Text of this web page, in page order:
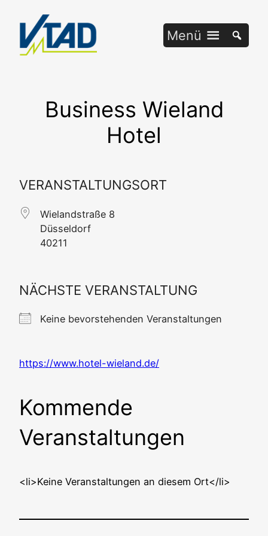
springen
Menü
Business Wieland
Hotel
VERANSTALTUNGSORT
Wie­land­stra­ße 8
Düs­sel­dorf
40211
NÄCHSTE VERANSTALTUNG
Kei­ne bevor­ste­hen­den Veranstaltungen
https://www.hotel-wieland.de/
Kommende
Veranstaltungen
<li>Keine Ver­an­stal­tun­gen an die­sem Ort</li>